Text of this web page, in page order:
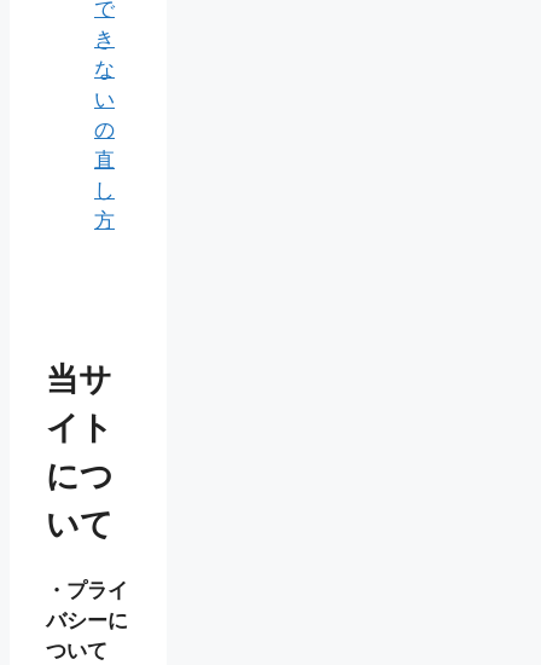
で
き
な
い
の
直
し
方
当サ
イト
につ
いて
・プライ
バシーに
ついて